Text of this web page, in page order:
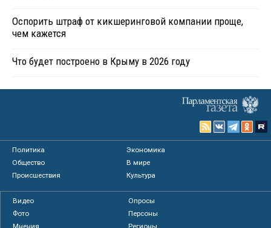
Оспорить штраф от кикшеринговой компании проще,
чем кажется
Что будет построено в Крыму в 2026 году
Политика
Экономика
Общество
В мире
Происшествия
Культура
Видео
Опросы
Фото
Персоны
Мнения
Регионы